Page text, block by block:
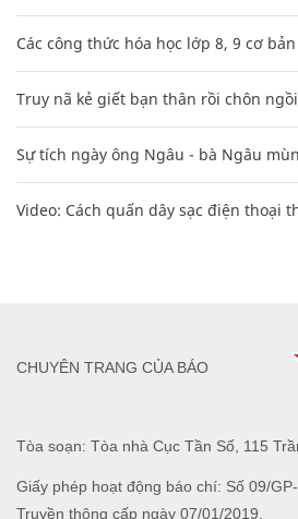
Các công thức hóa học lớp 8, 9 cơ
Truy nã kẻ giết bạn thân rồi chôn
Sự tích ngày ông Ngâu - bà Ngâu
Video: Cách quấn dây sạc điện thoại
Tòa soạn: Tòa nhà Cục Tần Số, 115
Giấy phép hoạt động báo chí: Số 09/
Truyền thông cấp ngày 07/01/2019.
CHUYÊN TRANG CỦA BÁO